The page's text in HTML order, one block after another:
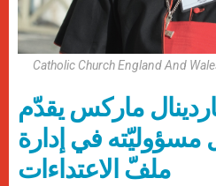
Catholic Church England And
ماركس يقدّم
مسؤوليّته في إدارة
ملفّ الاعتداءات